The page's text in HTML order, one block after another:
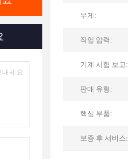
무게:
작업 압력:
기계 시험 보고:
판매 유형:
핵심 부품:
보증 후 서비스: